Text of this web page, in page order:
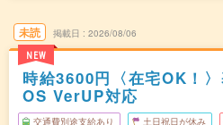
未読
NEW
掲載日 2026/08/06
時給3600円〈在宅OK！
OS VerUP対応
交通費別途支給あり 土日祝日が休み